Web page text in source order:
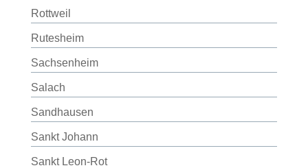
Rottweil
Rutesheim
Sachsenheim
Salach
Sandhausen
Sankt Johann
Sankt Leon-Rot